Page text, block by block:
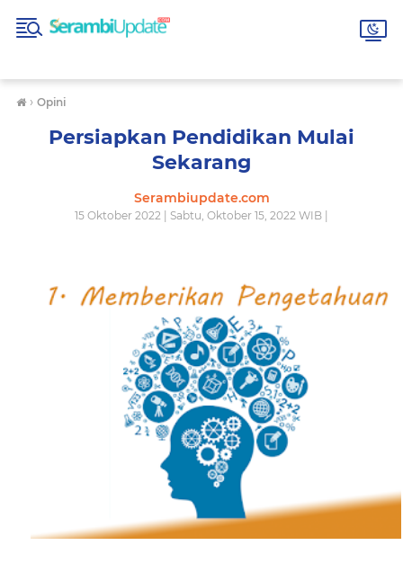
› Opini
Persiapkan Pendidikan Mulai
Sekarang
Serambiupdate.com
15 Oktober 2022 | Sabtu, Oktober 15, 2022 WIB |